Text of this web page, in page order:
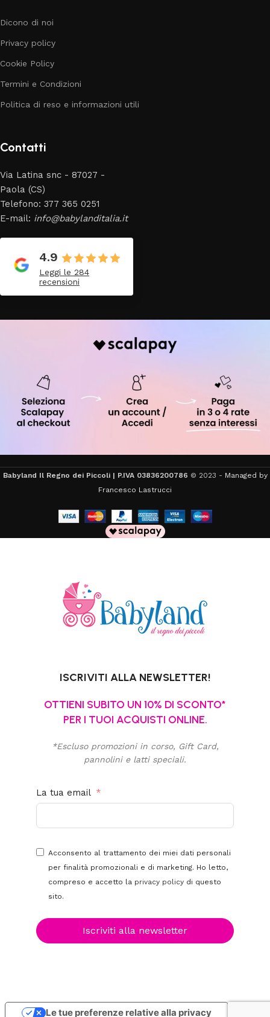
Dicono di noi
Privacy policy
Cookie Policy
Termini e Condizioni
Politica di reso e informazioni utili
Contatti
Via Latina snc - 87027 -
Paola (CS)
Telefono: 377 365 0251
E-mail: info@babylanditalia.it
4.9
Leggi le 284
recensioni
Babyland Il Regno dei Piccoli | P.IVA 03836200786 © 2023 - Managed by
Francesco Lastrucci
ISCRIVITI ALLA NEWSLETTER!
OTTIENI SUBITO UN 10% DI SCONTO*
PER I TUOI ACQUISTI ONLINE.
*Escluso promozioni in corso, Gift Card,
pannolini e latti speciali.
La tua email
Acconsento al trattamento dei miei dati personali
per finalità promozionali e di marketing. Ho letto,
compreso e accetto la privacy policy di questo
sito.
Iscriviti alla newsletter
Le tue preferenze relative alla privacy